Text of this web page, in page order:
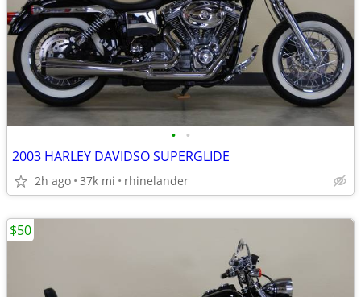
• •
2003 HARLEY DAVIDSO SUPERGLIDE
2h ago 37k mi rhinelander
$50